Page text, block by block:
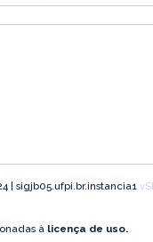
| sigjb05.ufpi.br.instancia1
à licença de uso.